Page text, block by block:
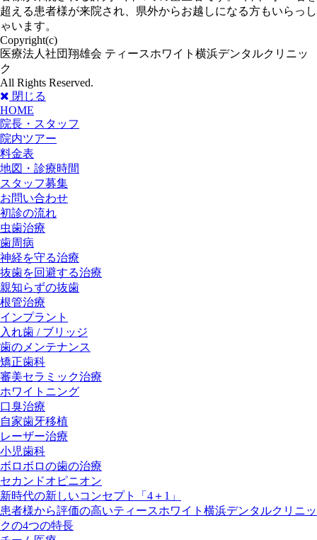
超える患者様が来院され、県外からお越しになる方もいらっし
ゃいます。
Copyright(c)
医療法人社団翔雄会 ティースホワイト横浜デンタルクリニッ
ク
All Rights Reserved.
閉じる
HOME
院長・スタッフ
院内ツアー
料金表
地図・診療時間
スタッフ募集
お問い合わせ
初診の流れ
虫歯治療
歯周病
神経を守る治療
抜歯を回避する治療
親知らずの抜歯
根管治療
インプラント
入れ歯 / ブリッジ
歯のメンテナンス
矯正歯科
審美セラミック治療
ホワイトニング
口臭治療
自家歯牙移植
レーザー治療
小児歯科
ボロボロの歯の治療
セカンドオピニオン
新時代の新しいコンセプト「4＋1」
患者様から評価の高いティースホワイト横浜デンタルクリニッ
クの4つの特長